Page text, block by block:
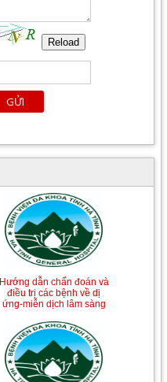
Hướng dẫn chẩn đoán và
điều trị các bệnh về dị
ứng-miễn dịch lâm sàng